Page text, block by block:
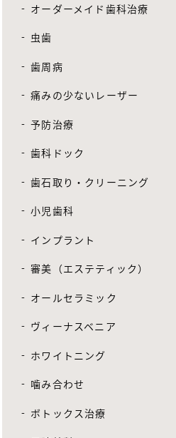
オーダーメイド歯科治療
虫歯
歯周病
痛みの少ないレーザー
予防治療
歯科ドック
歯石取り・クリーニング
小児歯科
インプラント
審美（エステティック）
オールセラミック
ヴィーナスベニア
ホワイトニング
噛み合わせ
ボトックス治療